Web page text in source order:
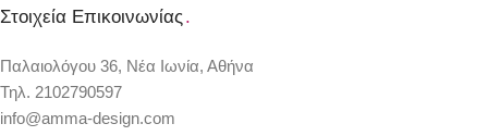
Στοιχεία Επικοινωνίας.
Παλαιολόγου 36, Νέα Ιωνία, Αθήνα
Τηλ. 2102790597
info@amma-design.com